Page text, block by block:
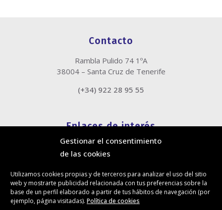
Gestionar el consentimiento
de las cookies
Utilizamos cookies propias y de terceros para analizar el uso del sitio
web y mostrarte publicidad relacionada con tus preferencias sobre la
base de un perfil elaborado a partir de tus hábitos de navegación (por
ejemplo, página visitadas). Política de cookies
Contacto
Rambla Pulido 74 1ºA
38004 – Santa Cruz de Tenerife
(+34) 922 28 95 55
Enlaces de interés
Política de cookies
Política de privacidad
Canal de denuncias
Protección de privacidad en redes sociales